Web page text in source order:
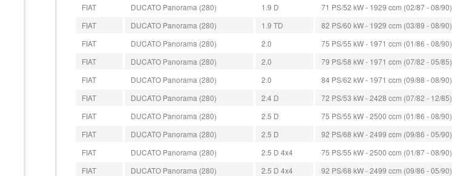
FIAT
DUCATO Panorama (280) 1.9 D
71 PS/52 kW - 1929 ccm (02/87 - 08/90)
FIAT
DUCATO Panorama (280) 1.9 TD
82 PS/60 kW - 1929 ccm (03/89 - 08/90)
FIAT
DUCATO Panorama (280) 2.0
75 PS/55 kW - 1971 ccm (01/86 - 08/90)
FIAT
DUCATO Panorama (280) 2.0
79 PS/58 kW - 1971 ccm (07/82 - 05/85)
FIAT
DUCATO Panorama (280) 2.0
84 PS/62 kW - 1971 ccm (09/88 - 08/90)
FIAT
DUCATO Panorama (280) 2.4 D
72 PS/53 kW - 2428 ccm (07/82 - 12/85)
FIAT
DUCATO Panorama (280) 2.5 D
75 PS/55 kW - 2500 ccm (01/86 - 08/90)
FIAT
DUCATO Panorama (280) 2.5 D
92 PS/68 kW - 2499 ccm (09/86 - 05/90)
FIAT
DUCATO Panorama (280) 2.5 D 4x4
75 PS/55 kW - 2500 ccm (01/87 - 08/90)
FIAT
DUCATO Panorama (280) 2.5 D 4x4
92 PS/68 kW - 2499 ccm (09/86 - 05/90)